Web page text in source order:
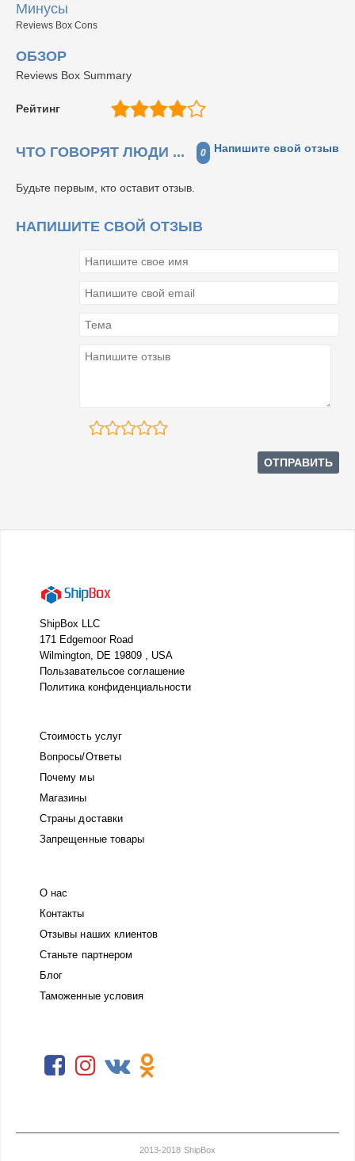
Минусы
Reviews Box Cons
ОБЗОР
Reviews Box Summary
Рейтинг
ЧТО ГОВОРЯТ ЛЮДИ ... 0 Напишите свой отзыв
Будьте первым, кто оставит отзыв.
НАПИШИТЕ СВОЙ ОТЗЫВ
ShipBox LLC
171 Edgemoor Road
Wilmington, DE 19809 , USA
Пользавательсое соглашение
Политика конфиденциальности
Стоимость услуг
Вопросы/Ответы
Почему мы
Магазины
Страны доставки
Запрещенные товары
О нас
Контакты
Отзывы наших клиентов
Станьте партнером
Блог
Таможенные условия
2013-2018 ShipBox